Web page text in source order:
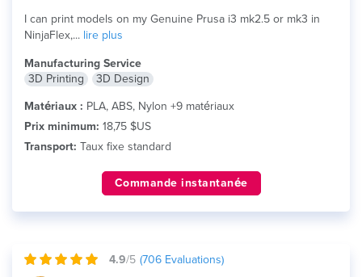
I can print models on my Genuine Prusa i3 mk2.5 or mk3 in
NinjaFlex,... lire plus
Manufacturing Service
3D Printing
3D Design
Matériaux : PLA, ABS, Nylon +9 matériaux
Prix minimum: 18,75 $US
Transport: Taux fixe standard
Commande instantanée
4.9/5 (706 Evaluations)